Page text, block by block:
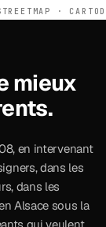
·
mieux
en intervenant
dans les
dans les
Alsace sous la